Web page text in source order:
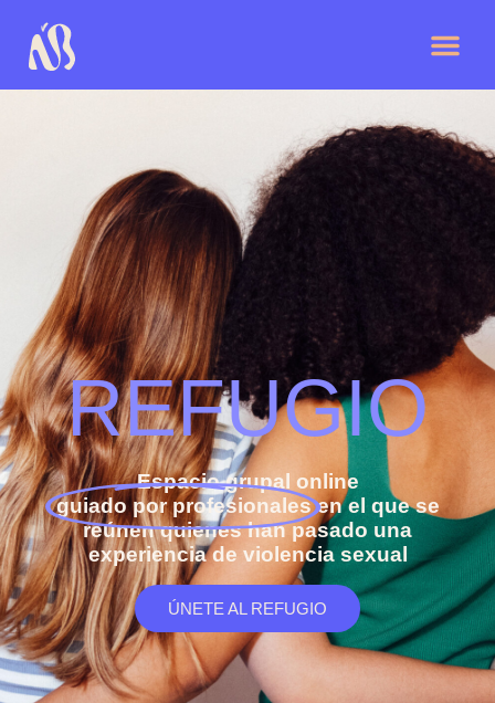
REFUGIO
Espacio grupal online
guiado por profesionales en el que se
reúnen quienes han pasado una
experiencia de violencia sexual
ÚNETE AL REFUGIO